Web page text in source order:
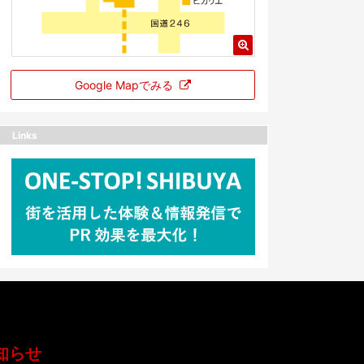
Google Mapでみる
Links
らせ